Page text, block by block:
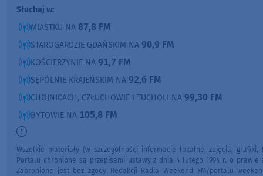
Słuchaj w:
MIASTKU NA 87,8 FM
STAROGARDZIE GDAŃSKIM NA 90,9 FM
KOŚCIERZYNIE NA 91,7 FM
SĘPÓLNIE KRAJEŃSKIM NA 92,6 FM
CHOJNICACH, CZŁUCHOWIE I TUCHOLI NA 99,30 FM
BYTOWIE NA 105,8 FM
Wszelkie materiały (w szczególności informacje lokalne, zdjęcia, grafiki,
Portalu chronione są przepisami ustawy z dnia 4 lutego 1994 r. o
Zabronione jest bez zgody Redakcji Radia Weekend FM/portalu